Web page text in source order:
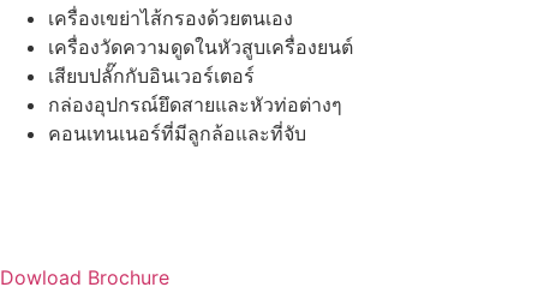
เครื่องเขย่าไส้กรองด้วยตนเอง
เครื่องวัดความดูดในหัวสูบเครื่องยนต์
เสียบปลั๊กกับอินเวอร์เตอร์
กล่องอุปกรณ์ยึดสายและหัวท่อต่างๆ
คอนเทนเนอร์ที่มีลูกล้อและที่จับ
Dowload Brochure